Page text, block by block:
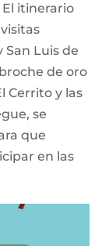
itinerario
Luis de
de oro
Cerrito y las
se
que
en las